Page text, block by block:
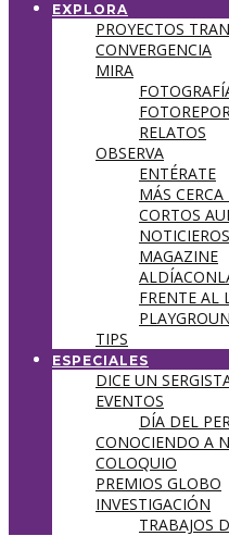
EXPLORA
PROYECTOS
CONVERGENCIA
MIRA
RELATOS
OBSERVA
ENTÉRATE
MÁS
CORTOS
NOTICIEROS
MAGAZINE
FRENTE AL
TIPS
ESPECIALES
DICE UN
EVENTOS
DÍA DEL
CONOCIENDO A
COLOQUIO
PREMIOS GLOBO
INVESTIGACIÓN
TRABAJOS